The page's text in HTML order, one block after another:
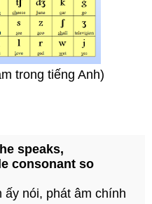
trong tiếng Anh)
speaks,
consonant so
ấy nói, phát âm chính